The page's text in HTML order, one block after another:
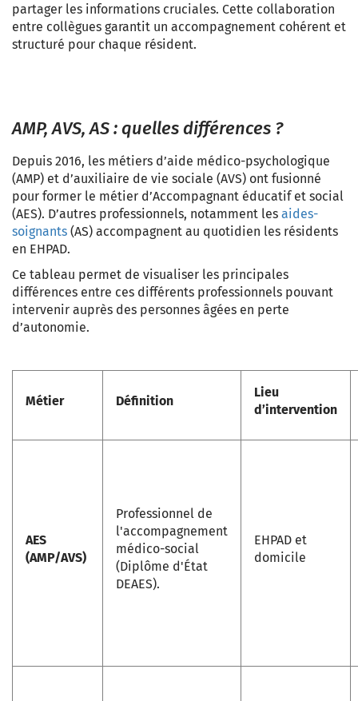
partager les informations cruciales. Cette collaboration
entre collègues garantit un accompagnement cohérent et
structuré pour chaque résident.
AMP, AVS, AS : quelles différences ?
Depuis 2016, les métiers d’aide médico-psychologique
(AMP) et d’auxiliaire de vie sociale (AVS) ont fusionné
pour former le métier d’Accompagnant éducatif et social
(AES). D’autres professionnels, notamment les aides-
soignants (AS) accompagnent au quotidien les résidents
en EHPAD.
Ce tableau permet de visualiser les principales
différences entre ces différents professionnels pouvant
intervenir auprès des personnes âgées en perte
d’autonomie.
Métier Définition
Lieu
d’intervention
AES
(AMP/AVS)
Professionnel de
l'accompagnement
médico-social
(Diplôme d'État
DEAES).
EHPAD et
domicile